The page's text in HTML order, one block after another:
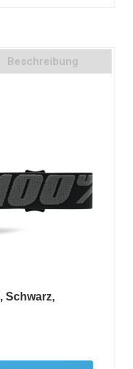
Beschreibung
Schwarz,